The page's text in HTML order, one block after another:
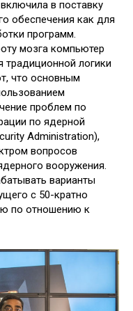
в поставку
обеспечения как для
программ.
мозга компьютер
логики
что основным
проблем по
по ядерной
Administration),
вопросов
вооружения.
варианты
с 50-кратно
по отношению к